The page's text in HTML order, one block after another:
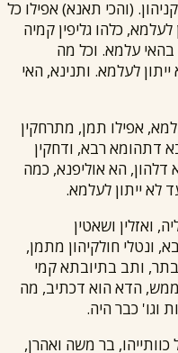
(והכי תאנא) אפילו כל
כלהו גליפין קמיה
בהאי עלמא. וכל מה
לעלמא. ותנינא, האי
אפילו תמן, מתרחקין
דתהומא רבא, ודחקין
הא אוליפנא, כמה
לא ייתון לעלמא.
ואזלין ושאטין
ונטלי חולקיהון מתמן,
ותב בתיובתא קמי
ממש, הדא הוא דכתיב, מה
וגו' כבר היה.
בר משה ואהרן,